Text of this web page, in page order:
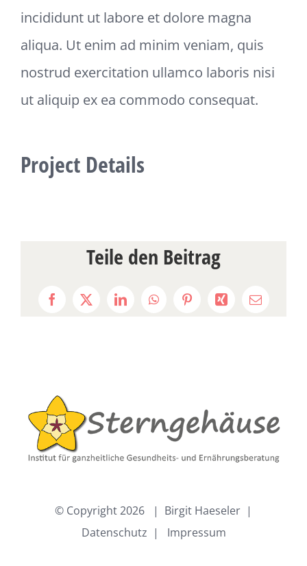
incididunt ut labore et dolore magna
aliqua. Ut enim ad minim veniam, quis
nostrud exercitation ullamco laboris nisi
ut aliquip ex ea commodo consequat.
Project Details
Teile den Beitrag
Facebook
X LinkedInWhatsAppPinterestXing
E-
© Copyright2026 | Birgit Haeseler |
Datenschutz | Impressum